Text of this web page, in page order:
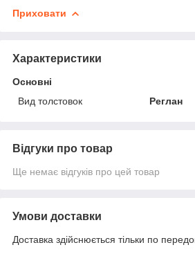
Приховати
Характеристики
Основні
Вид толстовок
Реглан
Відгуки про товар
Ще немає відгуків про цей товар
Умови доставки
Доставка здійснюється тільки по